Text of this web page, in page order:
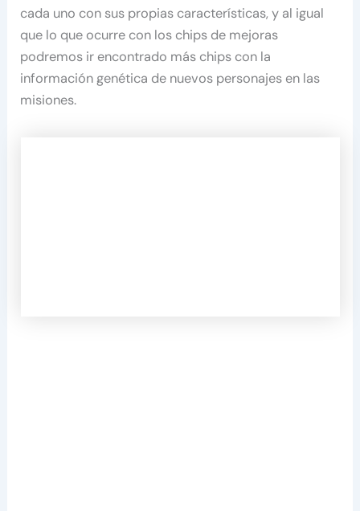
cada uno con sus propias características, y al igual
que lo que ocurre con los chips de mejoras
podremos ir encontrado más chips con la
información genética de nuevos personajes en las
misiones.